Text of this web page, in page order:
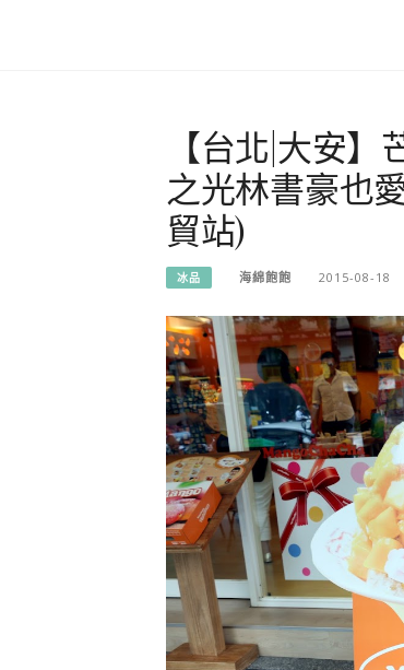
【台北|大安
之光林書豪也
貿站)
冰品 海綿飽飽 2015-08-18